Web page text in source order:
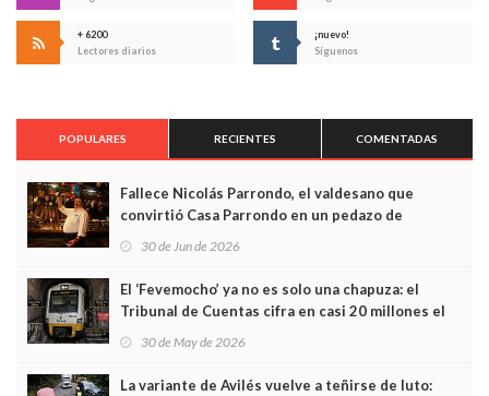
+ 6200
Lectores diarios
¡nuevo!
Síguenos
POPULARES RECIENTES COMENTADAS
Fallece Nicolás Parrondo, el valdesano que
convirtió Casa Parrondo en un pedazo de
Asturias en Madrid
30 de Jun de 2026
El ‘Fevemocho’ ya no es solo una chapuza: el
Tribunal de Cuentas cifra en casi 20 millones el
sobrecoste de los trenes que no cabían por los
30 de May de 2026
La variante de Avilés vuelve a teñirse de luto: